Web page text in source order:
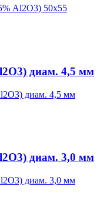
диам. 4,5 мм
диам. 3,0 мм